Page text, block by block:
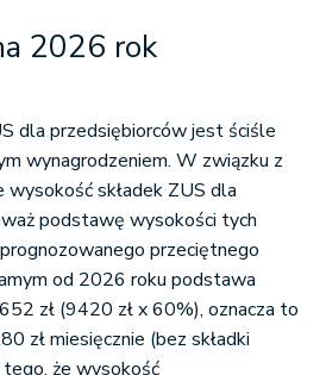
2026 rok
dla przedsiębiorców jest ściśle
wynagrodzeniem. W związku z
wysokość składek ZUS dla
podstawę wysokości tych
przeciętnego
od 2026 roku podstawa
zł (9420 zł x 60%), oznacza to
zł miesięcznie (bez składki
że wysokość